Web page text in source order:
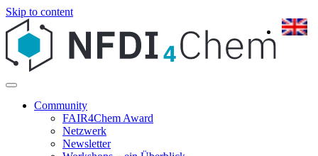
Skip to content
Community
FAIR4Chem Award
Netzwerk
Newsletter